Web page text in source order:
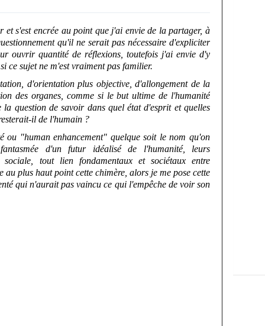
et s'est encrée au point que j'ai envie de la partager, à
qu'il ne serait pas nécessaire d'expliciter
ouvrir quantité de réflexions, toutefois j'ai envie d'y
ce sujet ne m'est vraiment pas familier.
d'orientation plus objective, d'allongement de la
des organes, comme si le but ultime de l'humanité
question de savoir dans quel état d'esprit et quelles
il de l'humain ?
ou "human enhancement" quelque soit le nom qu'on
d'un futur idéalisé de l'humanité, leurs
sociale, tout lien fondamentaux et sociétaux entre
plus haut point cette chimère, alors je me pose cette
qui n'aurait pas vaincu ce qui l'empêche de voir son